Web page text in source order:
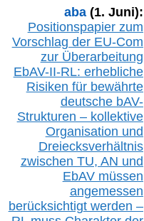
aba(1. Juni):
Positionspapier zum
Vorschlag der EU-Com
zur Überarbeitung
EbAV-II-RL: erhebliche
Risiken für bewährte
deutsche bAV-
Strukturen – kollektive
Organisation und
Dreiecksverhältnis
zwischen TU, AN und
EbAV müssen
angemessen
berücksichtigt werden –